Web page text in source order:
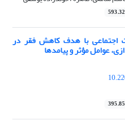
اجتماعی با هدف کاهش فقر در
عوامل مؤثر و پیامدها